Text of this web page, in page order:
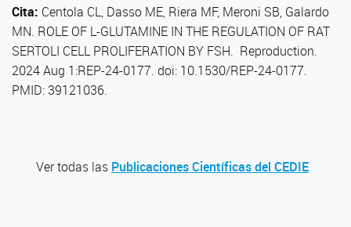
Cita: Centola CL, Dasso ME, Riera MF, Meroni SB, Galardo
MN. ROLE OF L-GLUTAMINE IN THE REGULATION OF RAT
SERTOLI CELL PROLIFERATION BY FSH. Reproduction.
2024 Aug 1:REP-24-0177. doi: 10.1530/REP-24-0177.
PMID: 39121036.
Ver todas las Publicaciones Científicas del CEDIE